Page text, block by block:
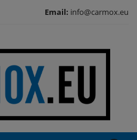
Email: info@carmox.eu